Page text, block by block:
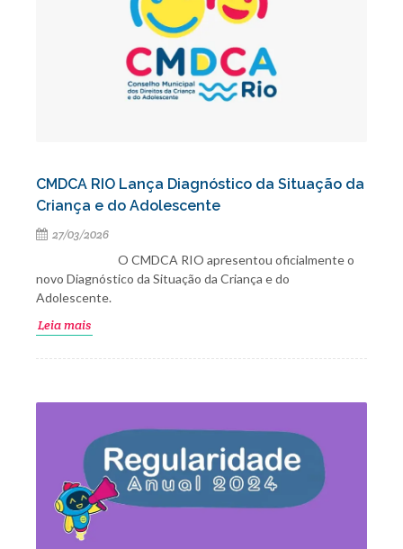
CMDCA RIO Lança Diagnóstico da Situação da
Criança e do Adolescente
27/03/2026
O CMDCA RIO apresentou oficialmente o
novo Diagnóstico da Situação da Criança e do
Adolescente.
Leia mais